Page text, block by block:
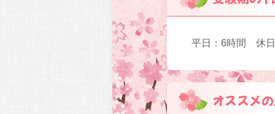
平日：6時間 休
オススメ